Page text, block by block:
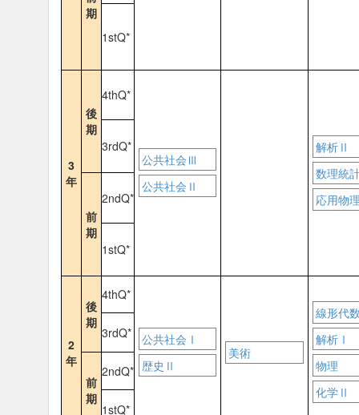
期
1stQ*
3
年
後
期
4thQ*
公共社会Ⅲ
公共社会Ⅱ
解析Ⅱ
数理統
応用物
3rdQ*
前
期
2ndQ*
1stQ*
2
年
後
期
4thQ*
公共社会Ⅰ
歴史Ⅱ
美術
線形代
解析Ⅰ
物理
化学Ⅱ
3rdQ*
前
期
2ndQ*
1stQ*